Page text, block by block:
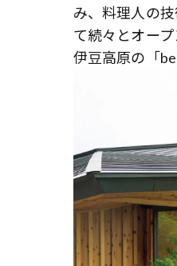
み、料理人の
て続々とオー
伊豆高原の「